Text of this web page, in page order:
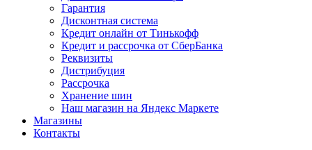
Гарантия
Дисконтная система
Кредит онлайн от Тинькофф
Кредит и рассрочка от СберБанка
Реквизиты
Дистрибуция
Рассрочка
Хранение шин
Наш магазин на Яндекс Маркете
Магазины
Контакты